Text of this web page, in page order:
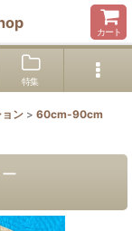
カート
特集
ン > 60cm-90cm